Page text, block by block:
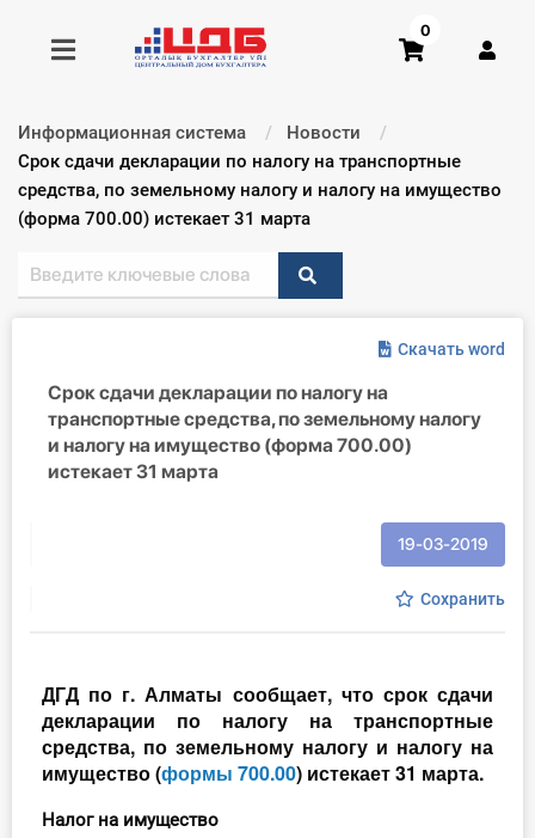
Получить консультацию
Купить доступ
Главная ИС
Консультации
Правовая база
Справочник бухгалтера
Участник ВЭД
0
Информационная система
Новости
Текущий:
Срок сдачи декларации по налогу на транспортные
средства, по земельному налогу и налогу на имущество
(форма 700.00) истекает 31 марта
Скачать word
Срок сдачи декларации по налогу на
транспортные средства, по земельному налогу
и налогу на имущество (форма 700.00)
истекает 31 марта
19-03-2019
Сохранить
ДГД по г. Алматы сообщает, что срок сдачи
декларации по налогу на транспортные
средства, по земельному налогу и налогу на
имущество(формы 700.00) истекает31 марта.
Налог на имущество